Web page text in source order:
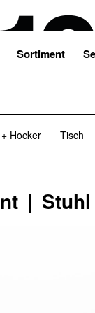
Sortiment
Hocker Tisch